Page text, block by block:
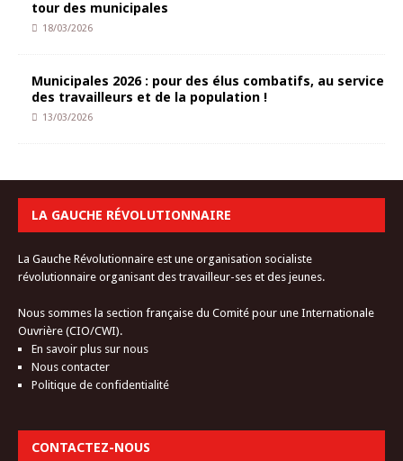
tour des municipales
18/03/2026
Municipales 2026 : pour des élus combatifs, au service
des travailleurs et de la population !
13/03/2026
LA GAUCHE RÉVOLUTIONNAIRE
La Gauche Révolutionnaire est une organisation socialiste
révolutionnaire organisant des travailleur-ses et des jeunes.
Nous sommes la section française du Comité pour une Internationale
Ouvrière (CIO/CWI).
En savoir plus sur nous
Nous contacter
Politique de confidentialité
CONTACTEZ-NOUS